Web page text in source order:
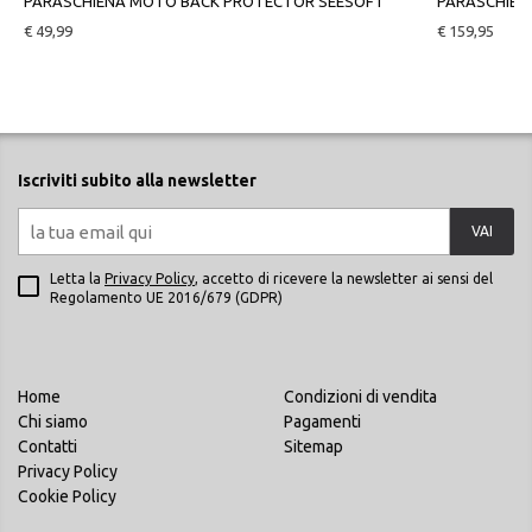
€ 49,99
€ 159,95
Iscriviti subito alla newsletter
VAI
Letta la Privacy Policy, accetto di ricevere la newsletter ai sensi del
Regolamento UE 2016/679 (GDPR)
Home
Chi siamo
Contatti
Privacy Policy
Cookie Policy
Condizioni di vendita
Pagamenti
Sitemap